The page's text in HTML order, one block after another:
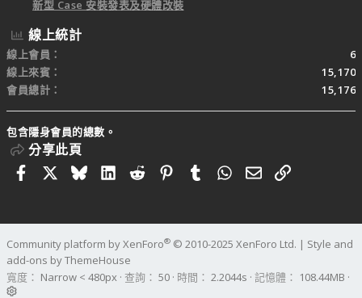
新型 Case 安裝發表及硬體改裝
線上統計
線上會員
6
線上來賓
15,170
會員總計
15,176
包含隱身會員的總數。
分享此頁
FacebookBlueskyLinkedIn
RedditPinterestTumblrWhatsApp
電子郵件
連結
Community platform by XenForo® © 2010-2025 XenForo Ltd. | Style and
add-ons by ThemeHouse
寬度
查詢 50 時間 2.2044s 記憶體 108.44MB